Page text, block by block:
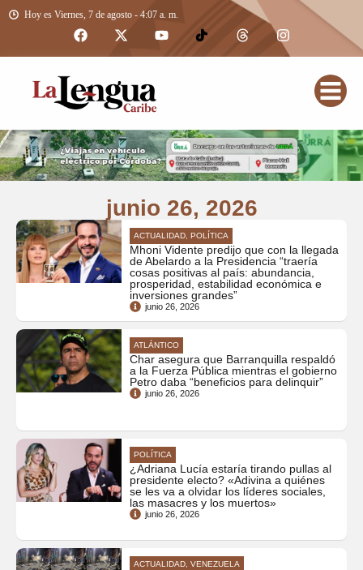
Hoy es Viernes, 7 de agosto - 4:07 a. m.
junio 26, 2026
ACTUALIDAD, POLÍTICA
Mhoni Vidente predijo que con la llegada
de Abelardo a la Presidencia “traería
cosas positivas al país: abundancia,
prosperidad, estabilidad económica e
inversiones grandes”
junio 26, 2026
ATLÁNTICO
Char asegura que Barranquilla respaldó
a la Fuerza Pública mientras el gobierno
Petro daba “beneficios para delinquir”
junio 26, 2026
POLÍTICA
¿Adriana Lucía estaría tirando pullas al
presidente electo? «Adivina a quiénes
se les va a olvidar los líderes sociales,
las masacres y los muertos»
junio 26, 2026
ACTUALIDAD, VENEZUELA